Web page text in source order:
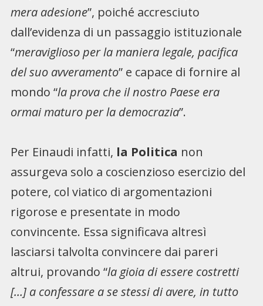
mera adesione”, poiché accresciuto
dall’evidenza di un passaggio istituzionale
“meraviglioso per la maniera legale, pacifica
del suo avveramento” e capace di fornire al
mondo “la prova che il nostro Paese era
ormai maturo per la democrazia”.
Per Einaudi infatti, la Politica non
assurgeva solo a coscienzioso esercizio del
potere, col viatico di argomentazioni
rigorose e presentate in modo
convincente. Essa significava altresì
lasciarsi talvolta convincere dai pareri
altrui, provando “la gioia di essere costretti
[…] a confessare a se stessi di avere, in tutto